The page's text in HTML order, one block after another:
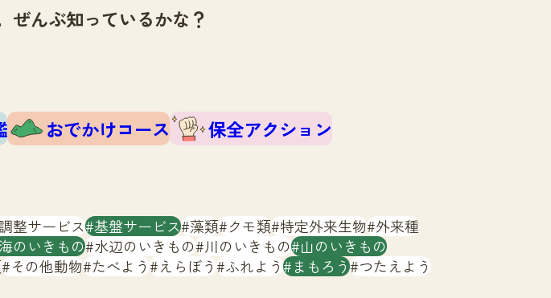
ぜんぶ知っているかな？
おでかけコース
保全アクション
整サービス 基盤サービス 藻類 クモ類 特定外来生物 外来種
のいきもの 水辺のいきもの 川のいきもの 山のいきもの
その他動物 たべよう えらぼう ふれよう まもろう つたえよう